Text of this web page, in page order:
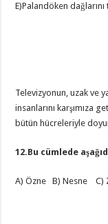
E)Palandöken
Televizyonun, uzak ve
insanlarını karşımıza
bütün hücreleriyle
12.Bu cümlede
A) Özne B) Nesne C)